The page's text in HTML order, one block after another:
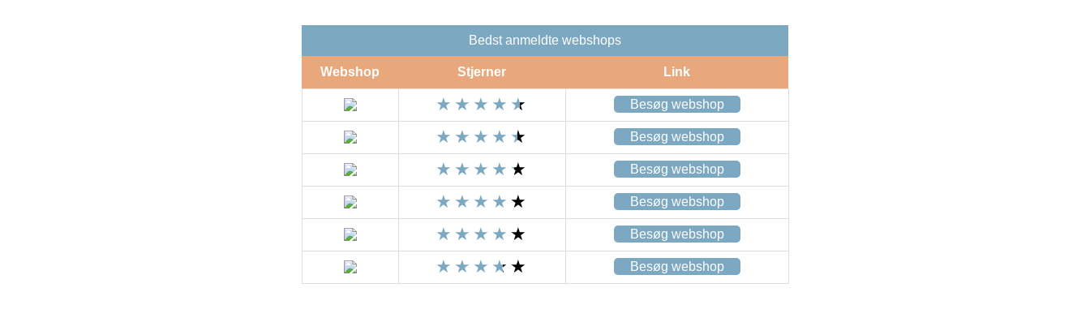
Bedst anmeldte webshops
Webshop Stjerner Link
Besøg webshop
Besøg webshop
Besøg webshop
Besøg webshop
Besøg webshop
Besøg webshop